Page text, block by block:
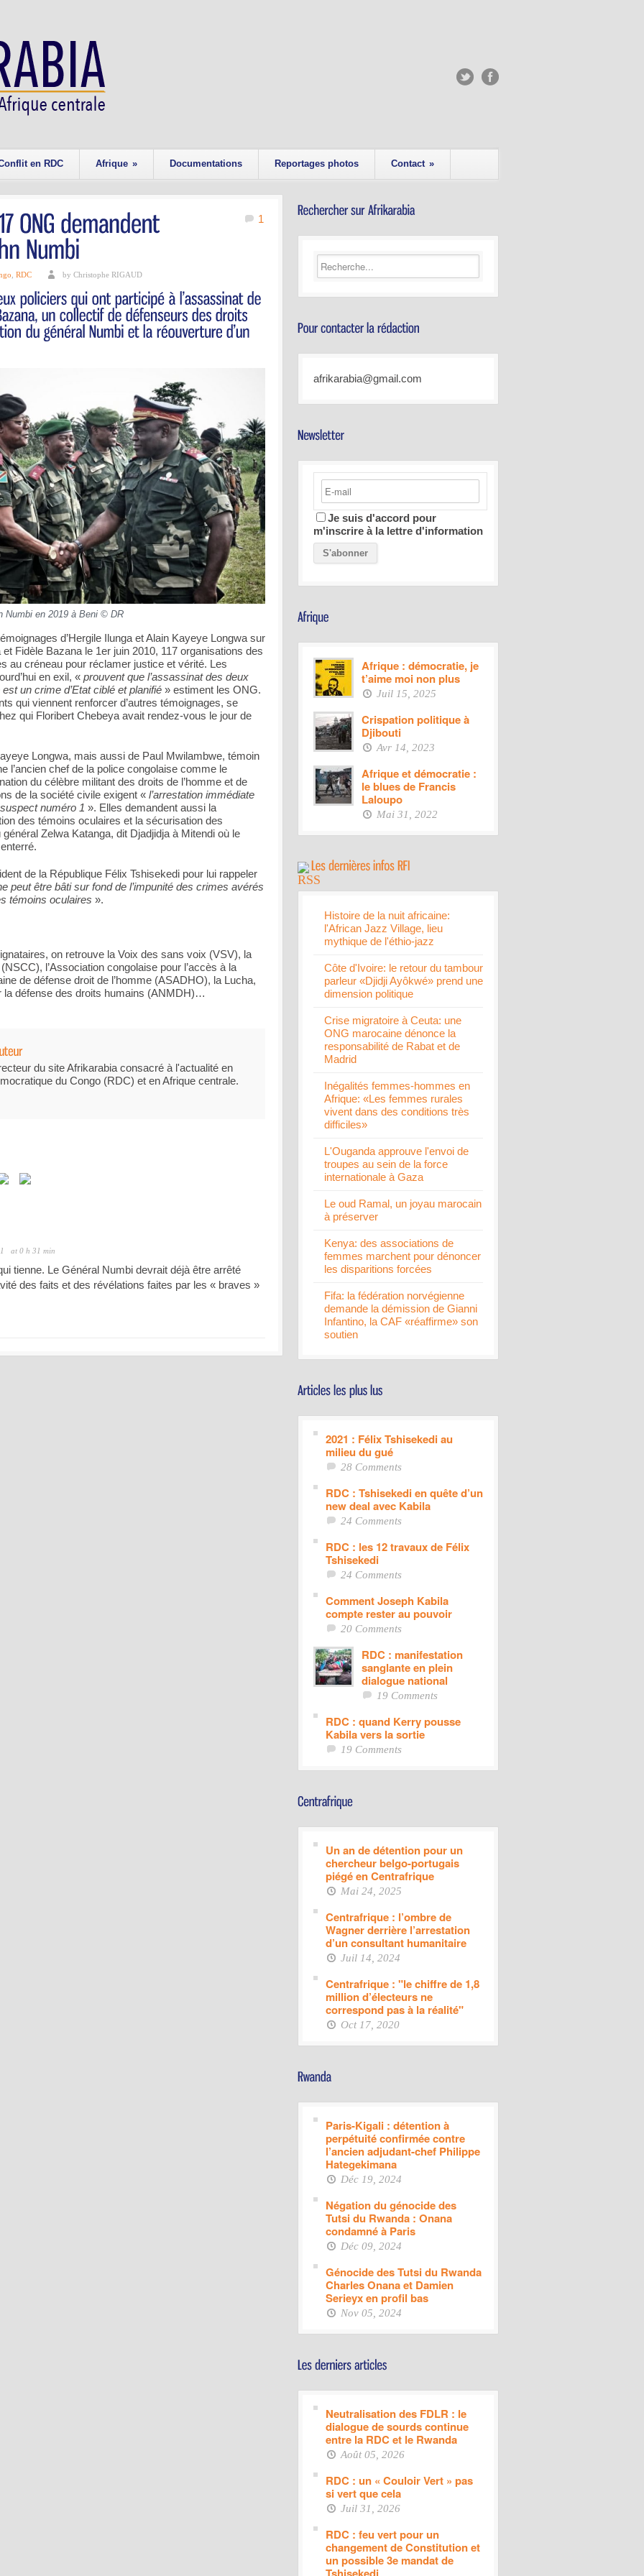
en RDC Afrique » Documentations Reportages photos Contact »
1
RDC by Christophe RIGAUD
Numbi en 2019 à Beni © DR
d’Hergile Ilunga et Alain Kayeye Longwa sur
Fidèle Bazana le 1er juin 2010, 117 organisations des
au créneau pour réclamer justice et vérité. Les
en exil, « prouvent que l’assassinat des deux
un crime d’Etat ciblé et planifié » estiment les ONG.
qui viennent renforcer d’autres témoignages, se
qui Floribert Chebeya avait rendez-vous le jour de
Longwa, mais aussi de Paul Mwilambwe, témoin
l’ancien chef de la police congolaise comme le
du célèbre militant des droits de l’homme et de
de la société civile exigent « l’arrestation immédiate
numéro 1 ». Elles demandent aussi la
des témoins oculaires et la sécurisation des
Zelwa Katanga, dit Djadjidja à Mitendi où le
de la République Félix Tshisekedi pour lui rappeler
peut être bâti sur fond de l’impunité des crimes avérés
témoins oculaires ».
on retrouve la Voix des sans voix (VSV), la
l’Association congolaise pour l’accès à la
de défense droit de l’homme (ASADHO), la Lucha,
la défense des droits humains (ANMDH)…
du site Afrikarabia consacré à l'actualité en
du Congo (RDC) et en Afrique centrale.
at 0 h 31 min
tienne. Le Général Numbi devrait déjà être arrêté
des faits et des révélations faites par les « braves »
afrikarabia@gmail.com
Je suis d'accord pour
m'inscrire à la lettre d'information
Afrique : démocratie, je
t’aime moi non plus
Juil 15, 2025
Crispation politique à
Djibouti
Avr 14, 2023
Afrique et démocratie :
le blues de Francis
Laloupo
Mai 31, 2022
Histoire de la nuit africaine:
l'African Jazz Village, lieu
mythique de l'éthio-jazz
Côte d'Ivoire: le retour du tambour
parleur «Djidji Ayôkwé» prend une
dimension politique
Crise migratoire à Ceuta: une
ONG marocaine dénonce la
responsabilité de Rabat et de
Madrid
Inégalités femmes-hommes en
Afrique: «Les femmes rurales
vivent dans des conditions très
difficiles»
L'Ouganda approuve l'envoi de
troupes au sein de la force
internationale à Gaza
Le oud Ramal, un joyau marocain
à préserver
Kenya: des associations de
femmes marchent pour dénoncer
les disparitions forcées
Fifa: la fédération norvégienne
demande la démission de Gianni
Infantino, la CAF «réaffirme» son
soutien
2021 : Félix Tshisekedi au
milieu du gué
28 Comments
RDC : Tshisekedi en quête d’un
new deal avec Kabila
24 Comments
RDC : les 12 travaux de Félix
Tshisekedi
24 Comments
Comment Joseph Kabila
compte rester au pouvoir
20 Comments
RDC : manifestation
sanglante en plein
dialogue national
19 Comments
RDC : quand Kerry pousse
Kabila vers la sortie
19 Comments
Un an de détention pour un
chercheur belgo-portugais
piégé en Centrafrique
Mai 24, 2025
Centrafrique : l’ombre de
Wagner derrière l’arrestation
d’un consultant humanitaire
Juil 14, 2024
Centrafrique : "le chiffre de 1,8
million d’électeurs ne
correspond pas à la réalité"
Oct 17, 2020
Paris-Kigali : détention à
perpétuité confirmée contre
l’ancien adjudant-chef Philippe
Hategekimana
Déc 19, 2024
Négation du génocide des
Tutsi du Rwanda : Onana
condamné à Paris
Déc 09, 2024
Génocide des Tutsi du Rwanda
Charles Onana et Damien
Serieyx en profil bas
Nov 05, 2024
Neutralisation des FDLR : le
dialogue de sourds continue
entre la RDC et le Rwanda
Août 05, 2026
RDC : un « Couloir Vert » pas
si vert que cela
Juil 31, 2026
RDC : feu vert pour un
changement de Constitution et
un possible 3e mandat de